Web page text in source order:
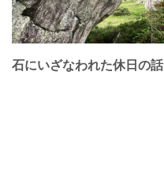
石にいざなわれた休日の話